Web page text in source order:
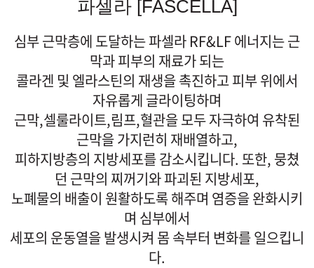
파셀라 [FASCELLA]
심부 근막층에 도달하는 파셀라 RF&LF 에너지는 근
막과 피부의 재료가 되는
콜라겐 및 엘라스틴의 재생을 촉진하고 피부 위에서
자유롭게 글라이팅하며
근막,셀룰라이트,림프,혈관을 모두 자극하여 유착된
근막을 가지런히 재배열하고,
피하지방층의 지방세포를 감소시킵니다. 또한, 뭉쳤
던 근막의 찌꺼기와 파괴된 지방세포,
노폐물의 배출이 원활하도록 해주며 염증을 완화시키
며 심부에서
세포의 운동열을 발생시켜 몸 속부터 변화를 일으킵니
다.